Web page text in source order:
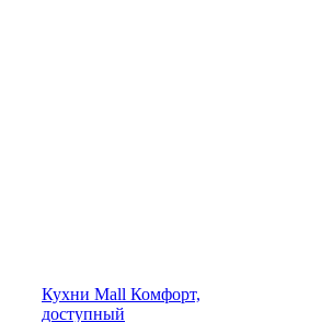
Кухни Mall Комфорт,
доступный